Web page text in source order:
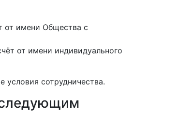
от имени Общества с
от имени индивидуального
условия сотрудничества.
следующим